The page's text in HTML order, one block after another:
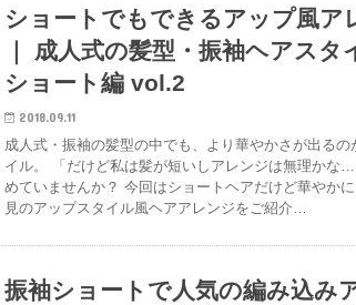
ショートでもできるアップ風ア
｜ 成人式の髪型・振袖ヘアスタ
ショート編 vol.2
2018.09.11
成人式・振袖の髪型の中でも、より華やかさが出るの
イル。 「だけど私は髪が短いしアレンジは無理かな
めていませんか？ 今回はショートヘアだけど華やか
見のアップスタイル風ヘアアレンジをご紹介…
振袖ショートで人気の編み込み